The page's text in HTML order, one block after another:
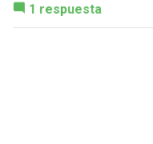
1 respuesta